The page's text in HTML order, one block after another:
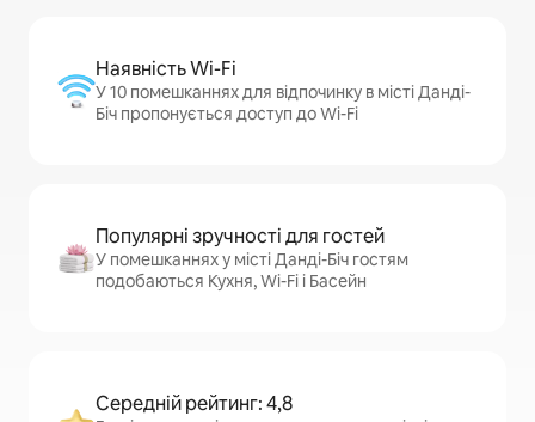
Наявність Wi-Fi
У 10 помешканнях для відпочинку в місті Данді-
Біч пропонується доступ до Wi-Fi
Популярні зручності для гостей
У помешканнях у місті Данді-Біч гостям
подобаються Кухня, Wi-Fi і Басейн
Середній рейтинг: 4,8